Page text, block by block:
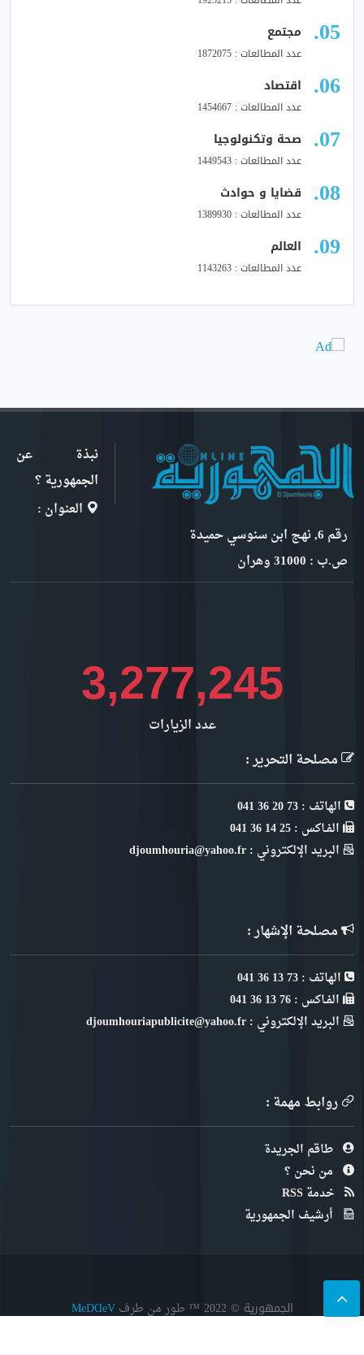
مجتمع
عدد المطالعات : 1872075
اقتصاد
عدد المطالعات : 1454667
صحة وتكنولوجيا
عدد المطالعات : 1449543
قضايا و حوادث
عدد المطالعات : 1389930
العالم
عدد المطالعات : 1143263
نبذة عن
الجمهورية ؟
العنوان :
رقم 6, نهج ابن سنوسي حميدة
ص.ب : 31000 وهران
4,325,947
عدد الزيارات
مصلحة التحرير :
الهاتف : 73 20 36 041
الفـاكس : 25 14 36 041
البريد الإلكتروني : djoumhouria@yahoo.fr
مصلحة الإشهار :
الهاتف : 73 13 36 041
الفـاكس : 76 13 36 041
البريد الإلكتروني : djoumhouriapublicite@yahoo.fr
روابط مهمة :
طاقم الجريدة
من نحن ؟
خدمة RSS
أرشيف الجمهورية
الجمهورية © 2022 ™ طور من طرفMeDⱭeV